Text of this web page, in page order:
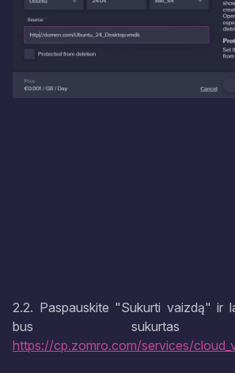
2.2. Paspauskite "Sukurti vaizdą" ir
bus sukurtas
https://cp.zomro.com/services/